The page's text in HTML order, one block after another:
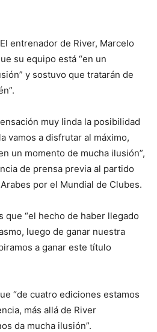
entrenador de River, Marcelo
su equipo está “en un
y sostuvo que tratarán de
muy linda la posibilidad
vamos a disfrutar al máximo,
un momento de mucha ilusión”,
de prensa previa al partido
por el Mundial de Clubes.
que “el hecho de haber llegado
luego de ganar nuestra
a ganar este título
“de cuatro ediciones estamos
más allá de River
da mucha ilusión”.